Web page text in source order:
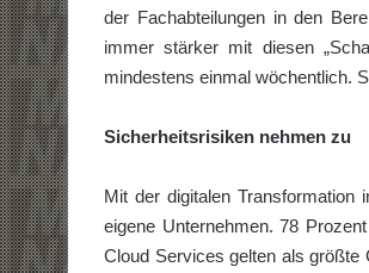
der Fachabteilungen in den
immer stärker mit diesen
mindestens einmal wöchentlich.
Sicherheitsrisiken nehmen zu
Mit der digitalen Transformation
eigene Unternehmen. 78
Cloud Services gelten als größte